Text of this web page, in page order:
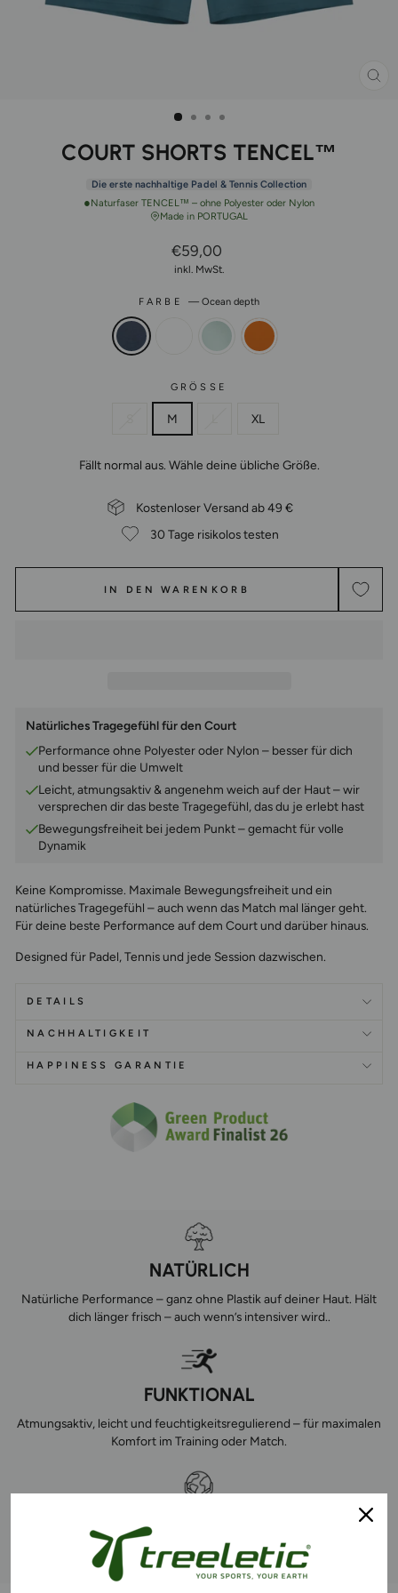
COURT SHORTS TENCEL™
Die erste nachhaltige Padel & Tennis Collection
●Naturfaser TENCEL™ – ohne Polyester oder Nylon
Made in PORTUGAL
Normaler
Preis
€59,00
inkl. MwSt.
FARBE—Ocean depth
GRÖSSE
M XL
Fällt normal aus. Wähle deine übliche Größe.
Kostenloser Versand ab 49 €
30 Tage risikolos testen
IN DEN WARENKORB
Natürliches Tragegefühl für den Court
Performance ohne Polyester oder Nylon – besser für dich
und besser für die Umwelt
Leicht, atmungsaktiv & angenehm weich auf der Haut – wir
versprechen dir das beste Tragegefühl, das du je erlebt hast
Bewegungsfreiheit bei jedem Punkt – gemacht für volle
Dynamik
Keine Kompromisse. Maximale Bewegungsfreiheit und ein
natürliches Tragegefühl – auch wenn das Match mal länger geht.
Für deine beste Performance auf dem Court und darüber hinaus.
Designed für Padel, Tennis und jede Session dazwischen.
DETAILS
NACHHALTIGKEIT
HAPPINESS GARANTIE
NATÜRLICH
Natürliche Performance – ganz ohne Plastik auf deiner Haut. Hält
dich länger frisch – auch wenn’s intensiver wird..
FUNKTIONAL
Atmungsaktiv, leicht und feuchtigkeitsregulierend – für maximalen
Komfort im Training oder Match.
Unsere Materialien reduzieren bis zu 80 % Co2 und schonen
natürliche Ressourcen. So verbindest du Sport mit Impact.